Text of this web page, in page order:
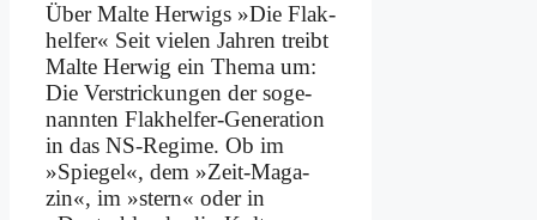
Über Mal­te Her­wigs »Die Flak­
hel­fer« Seit vie­len Jah­ren treibt
Mal­te Her­wig ein The­ma um:
Die Ver­strickun­gen der so­ge­
nann­ten Flak­hel­­fer-Ge­­ne­ra­ti­on
in das NS-Re­­gime. Ob im
»Spie­gel«, dem »Zeit-Ma­­ga­­
zin«, im »stern« oder in